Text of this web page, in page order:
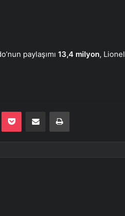
paylaşımı 13,4 milyon, Lionel
Pocket E-Posta ile paylaş Yazdır